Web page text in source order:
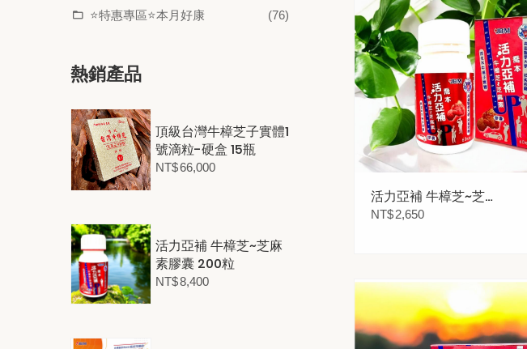
⭐特惠專區⭐本月好康 (76)
熱銷產品
頂級台灣牛樟芝子實體1
號滴粒-硬盒 15瓶
NT$66,000
活力亞補 牛樟芝~芝麻
素膠囊 200粒
NT$8,400
活力亞補 牛樟芝~芝
麻素膠囊 60粒
NT$2,650